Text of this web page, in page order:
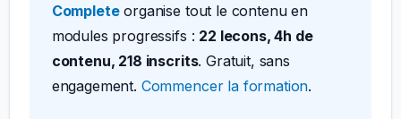
Completeorganise tout le contenu en
modules progressifs : 22 lecons, 4h de
contenu, 218 inscrits. Gratuit, sans
engagement. Commencer la formation.